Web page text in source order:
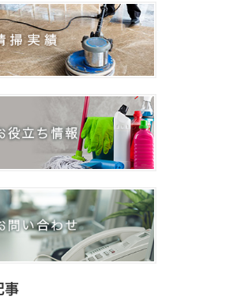
事